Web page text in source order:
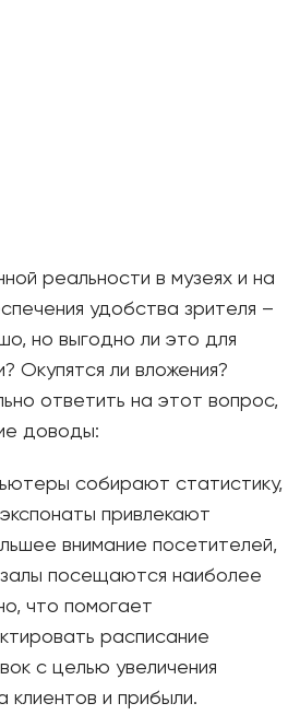
реальности в музеях и на
удобства зрителя –
но выгодно ли это для
Окупятся ли вложения?
ответить на этот вопрос,
доводы:
собирают статистику,
привлекают
внимание посетителей,
залы посещаются наиболее
что помогает
расписание
с целью увеличения
клиентов и прибыли.